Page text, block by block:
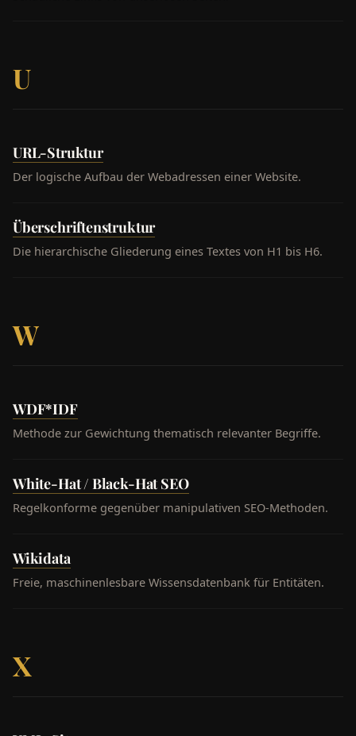
U
URL-Struktur
Der logische Aufbau der Webadressen einer Website.
Überschriftenstruktur
Die hierarchische Gliederung eines Textes von H1 bis H6.
W
WDF*IDF
Methode zur Gewichtung thematisch relevanter Begriffe.
White-Hat / Black-Hat SEO
Regelkonforme gegenüber manipulativen SEO-Methoden.
Wikidata
Freie, maschinenlesbare Wissensdatenbank für Entitäten.
X